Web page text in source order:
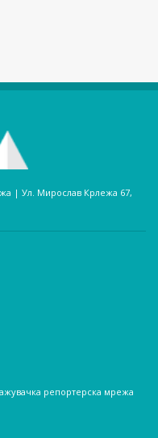
| Ул. Мирослав Крлежа 67,
репортерска мрежа